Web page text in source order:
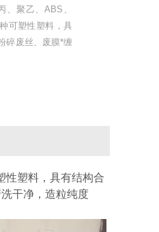
聚乙、ABS、
可塑性塑料，具
碎废丝、废膜*缠
性塑料，具有结构合
干净，造粒纯度